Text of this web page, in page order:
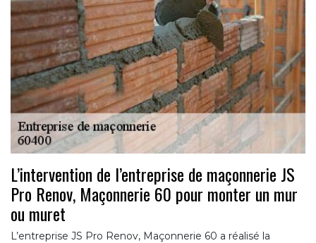
L’intervention de l’entreprise de maçonnerie JS
Pro Renov, Maçonnerie 60 pour monter un mur
ou muret
L’entreprise JS Pro Renov, Maçonnerie 60 a réalisé la